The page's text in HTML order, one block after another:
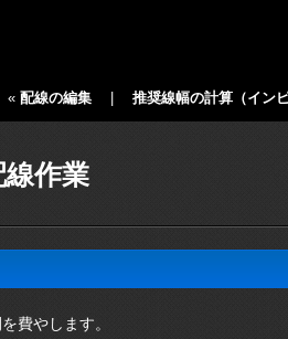
« 配線の編集 推奨線幅の計算（イン
作業
費やします。